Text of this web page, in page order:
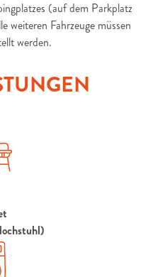
(auf dem Parkplatz
weiteren Fahrzeuge müssen
werden.